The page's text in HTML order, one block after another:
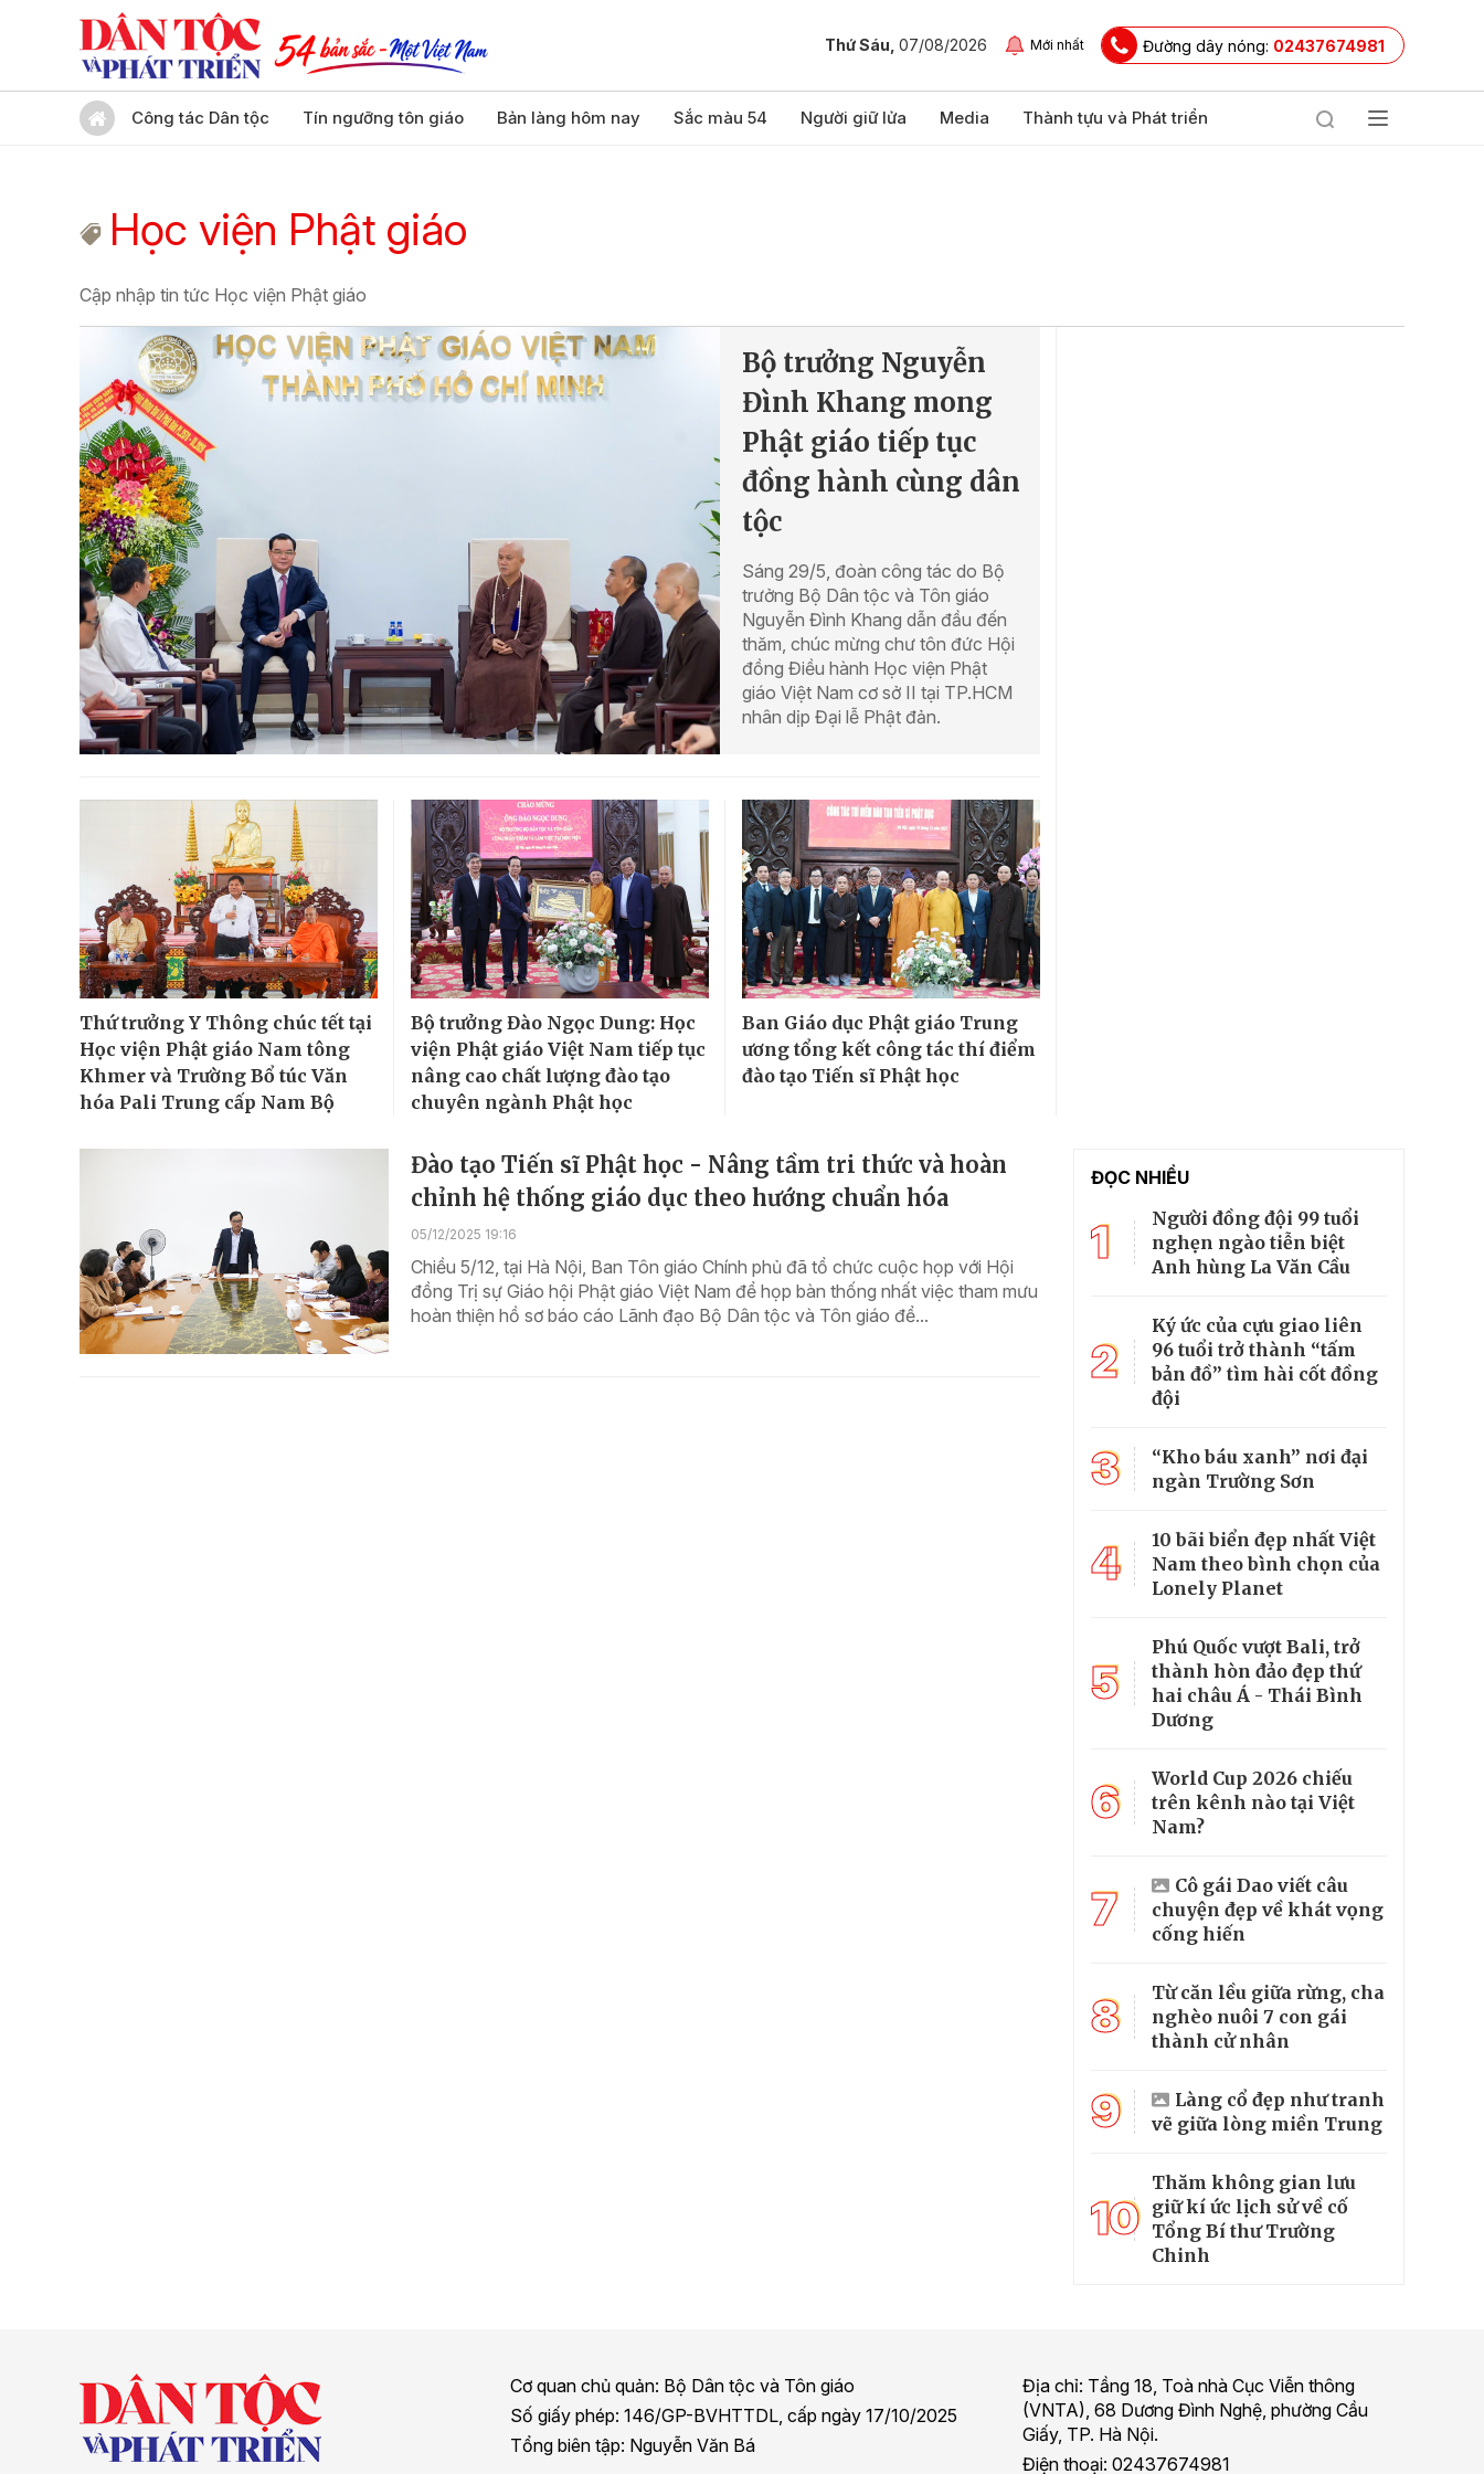
Thứ Sáu, 07/08/2026 Mới nhất Đường dây nóng: 02437674981
Công tác Dân tộc Tín ngưỡng tôn giáo Bản làng hôm nay Sắc màu 54 Người giữ lửa Media Thành tựu và Phát triển
Học viện Phật giáo
Cập nhập tin tức Học viện Phật giáo
Bộ trưởng Nguyễn
Đình Khang mong
Phật giáo tiếp tục
đồng hành cùng dân
tộc
Sáng 29/5, đoàn công tác do Bộ
trưởng Bộ Dân tộc và Tôn giáo
Nguyễn Đình Khang dẫn đầu đến
thăm, chúc mừng chư tôn đức Hội
đồng Điều hành Học viện Phật
giáo Việt Nam cơ sở II tại TP.HCM
nhân dịp Đại lễ Phật đản.
Thứ trưởng Y Thông chúc tết tại
Học viện Phật giáo Nam tông
Khmer và Trường Bổ túc Văn
hóa Pali Trung cấp Nam Bộ
Bộ trưởng Đào Ngọc Dung: Học
viện Phật giáo Việt Nam tiếp tục
nâng cao chất lượng đào tạo
chuyên ngành Phật học
Ban Giáo dục Phật giáo Trung
ương tổng kết công tác thí điểm
đào tạo Tiến sĩ Phật học
Đào tạo Tiến sĩ Phật học - Nâng tầm tri thức và hoàn
chỉnh hệ thống giáo dục theo hướng chuẩn hóa
05/12/2025 19:16
Chiều 5/12, tại Hà Nội, Ban Tôn giáo Chính phủ đã tổ chức cuộc họp với Hội
đồng Trị sự Giáo hội Phật giáo Việt Nam để họp bàn thống nhất việc tham mưu
hoàn thiện hồ sơ báo cáo Lãnh đạo Bộ Dân tộc và Tôn giáo để...
ĐỌC NHIỀU
1
Người đồng đội 99 tuổi
nghẹn ngào tiễn biệt
Anh hùng La Văn Cầu
2
Ký ức của cựu giao liên
96 tuổi trở thành “tấm
bản đồ” tìm hài cốt đồng
đội
3
“Kho báu xanh” nơi đại
ngàn Trường Sơn
4
10 bãi biển đẹp nhất Việt
Nam theo bình chọn của
Lonely Planet
5
Phú Quốc vượt Bali, trở
thành hòn đảo đẹp thứ
hai châu Á - Thái Bình
Dương
6
World Cup 2026 chiếu
trên kênh nào tại Việt
Nam?
7
Cô gái Dao viết câu
chuyện đẹp về khát vọng
cống hiến
8
Từ căn lều giữa rừng, cha
nghèo nuôi 7 con gái
thành cử nhân
9
Làng cổ đẹp như tranh
vẽ giữa lòng miền Trung
10
Thăm không gian lưu
giữ kí ức lịch sử về cố
Tổng Bí thư Trường
Chinh
Cơ quan chủ quản: Bộ Dân tộc và Tôn giáo
Số giấy phép: 146/GP-BVHTTDL, cấp ngày 17/10/2025
Tổng biên tập: Nguyễn Văn Bá
Địa chỉ: Tầng 18, Toà nhà Cục Viễn thông
(VNTA), 68 Dương Đình Nghệ, phường Cầu
Giấy, TP. Hà Nội.
Điện thoại: 02437674981